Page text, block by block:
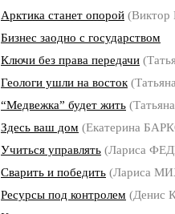
Арктика станет опорой
Бизнес заодно с государством
Ключи без права передачи
Геологи ушли на восток
“Медвежка” будет жить
Здесь ваш дом (Екатерина
Учиться управлять (Лариса
Сварить и победить (Лариса
Ресурсы под контролем